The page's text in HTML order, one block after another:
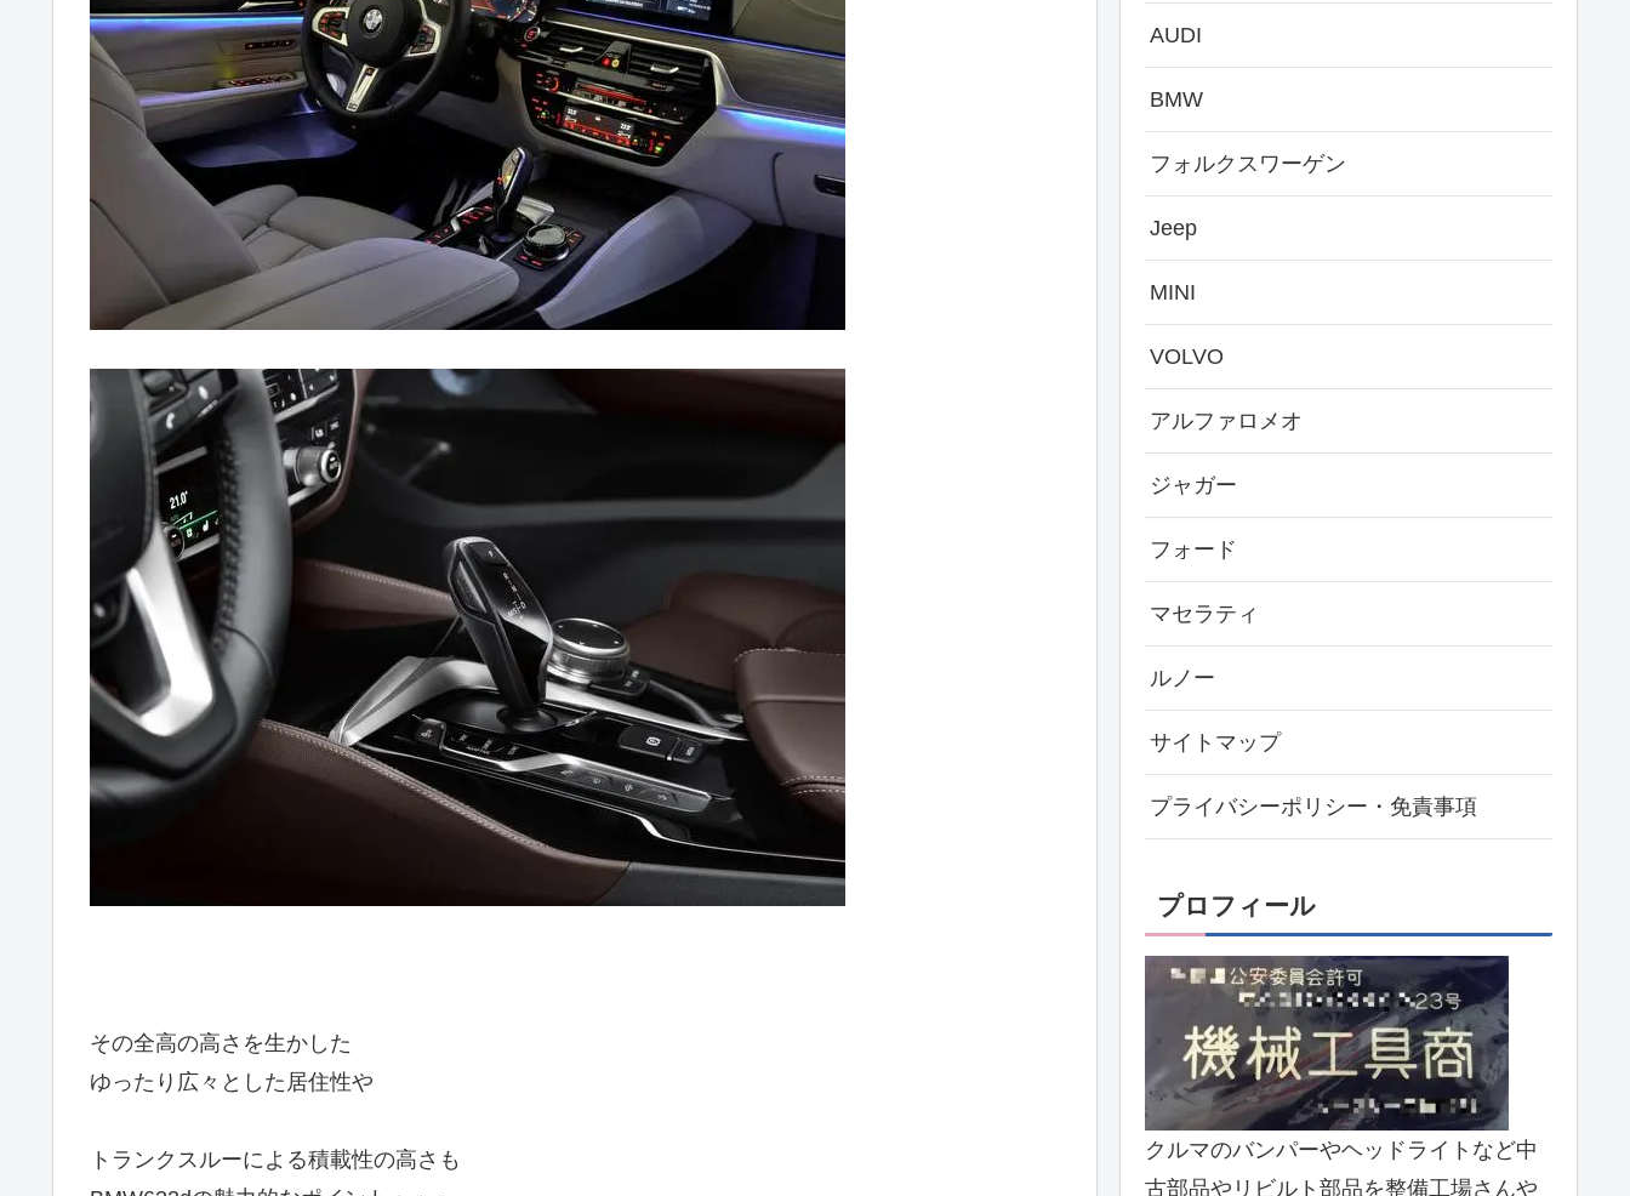
その全高の高さを生かした
ゆったり広々とした居住性や
トランクスルーによる積載性の高さも
AUDI
BMW
フォルクスワーゲン
Jeep
MINI
VOLVO
アルファロメオ
ジャガー
フォード
マセラティ
ルノー
サイトマップ
プライバシーポリシー・免責事項
プロフィール
クルマのバンパーやヘッドライトなど中
古部品やリビルト部品を整備工場さんや